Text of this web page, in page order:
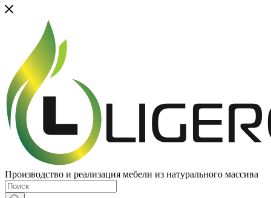
Производство и реализация мебели из натурального массива